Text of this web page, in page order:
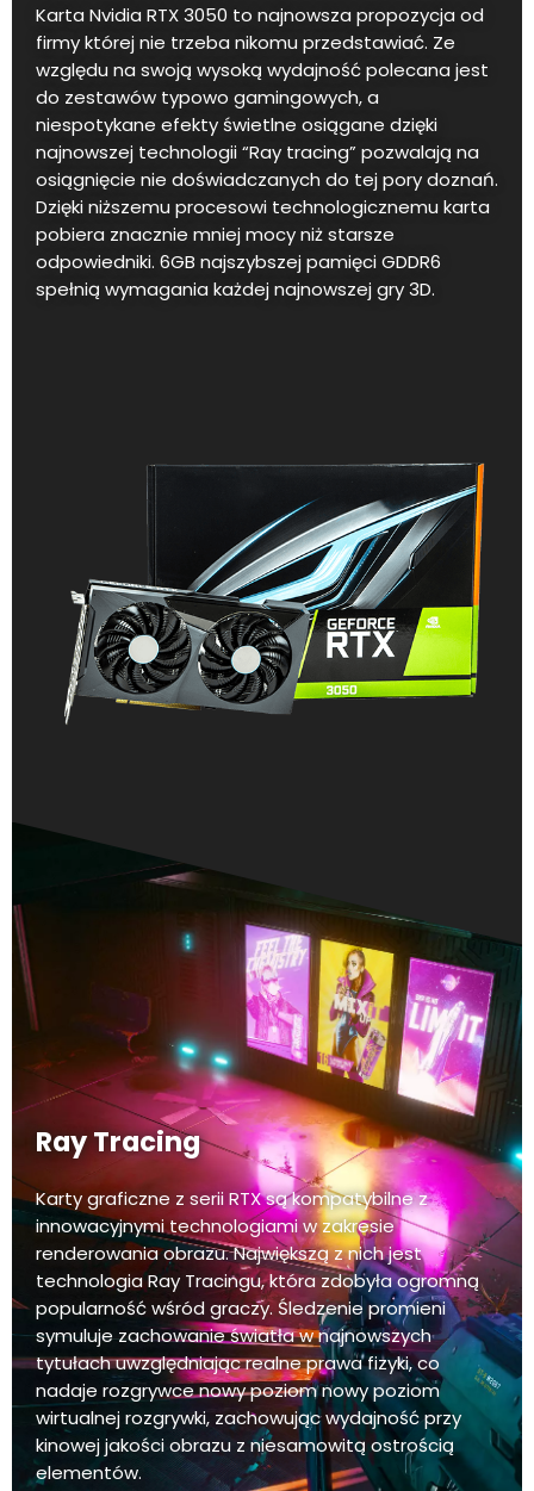
Karta Nvidia RTX 3050 to najnowsza propozycja od
firmy której nie trzeba nikomu przedstawiać. Ze
względu na swoją wysoką wydajność polecana jest
do zestawów typowo gamingowych, a
niespotykane efekty świetlne osiągane dzięki
najnowszej technologii “Ray tracing” pozwalają na
osiągnięcie nie doświadczanych do tej pory doznań.
Dzięki niższemu procesowi technologicznemu karta
pobiera znacznie mniej mocy niż starsze
odpowiedniki. 6GB najszybszej pamięci GDDR6
spełnią wymagania każdej najnowszej gry 3D.
Ray Tracing
Karty graficzne z serii RTX są kompatybilne z
innowacyjnymi technologiami w zakresie
renderowania obrazu. Największą z nich jest
technologia Ray Tracingu, która zdobyła ogromną
popularność wśród graczy. Śledzenie promieni
symuluje zachowanie światła w najnowszych
tytułach uwzględniając realne prawa fizyki, co
nadaje rozgrywce nowy poziom nowy poziom
wirtualnej rozgrywki, zachowując wydajność przy
kinowej jakości obrazu z niesamowitą ostrością
elementów.